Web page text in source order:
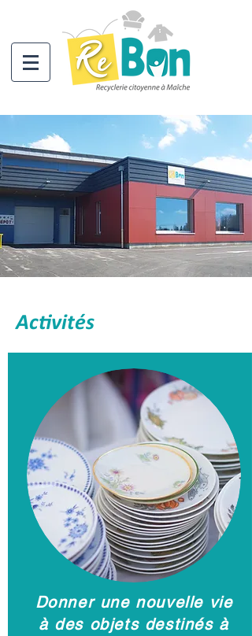
Activités
Donner une nouvelle vie
à des objets destinés à